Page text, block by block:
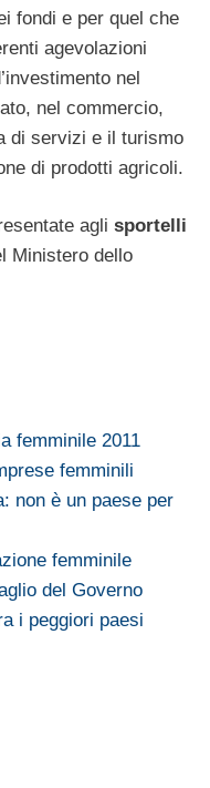
fondi e per quel che
agevolazioni
nel
nel commercio,
di servizi e il turismo
di prodotti agricoli.
agli sportelli
Ministero dello
femminile 2011
femminili
non è un paese per
femminile
del Governo
i peggiori paesi